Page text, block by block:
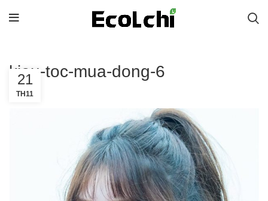
kieu-toc-mua-dong-6
21
TH11